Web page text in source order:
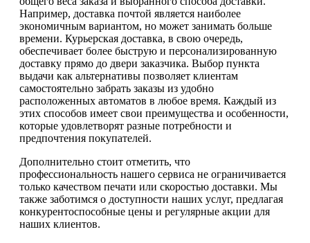
Например, доставка почтой является наиболее
экономичным вариантом, но может занимать больше
времени. Курьерская доставка, в свою очередь,
обеспечивает более быструю и персонализированную
доставку прямо до двери заказчика. Выбор пункта
выдачи как альтернативы позволяет клиентам
самостоятельно забрать заказы из удобно
расположенных автоматов в любое время. Каждый из
этих способов имеет свои преимущества и особенности,
которые удовлетворят разные потребности и
предпочтения покупателей.
Дополнительно стоит отметить, что
профессиональность нашего сервиса не ограничивается
только качеством печати или скоростью доставки. Мы
также заботимся о доступности наших услуг, предлагая
конкурентоспособные цены и регулярные акции для
наших клиентов.